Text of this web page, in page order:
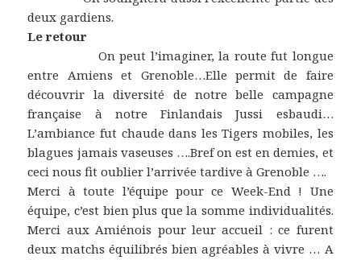
deux gardiens.
Le retour
On peut l’imaginer, la route fut longue
entre Amiens et Grenoble…Elle permit de faire
découvrir la diversité de notre belle campagne
française à notre Finlandais Jussi esbaudi…
L’ambiance fut chaude dans les Tigers mobiles, les
blagues jamais vaseuses ….Bref on est en demies, et
ceci nous fit oublier l’arrivée tardive à Grenoble ….
Merci à toute l’équipe pour ce Week-End ! Une
équipe, c’est bien plus que la somme individualités.
Merci aux Amiénois pour leur accueil : ce furent
deux matchs équilibrés bien agréables à vivre … A